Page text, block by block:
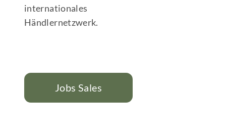
internationales
Händlernetzwerk.
Jobs Sales